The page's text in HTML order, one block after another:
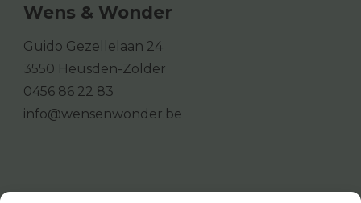
Wens & Wonder
Guido Gezellelaan 24
3550 Heusden-Zolder
0456 86 22 83
info@wensenwonder.be